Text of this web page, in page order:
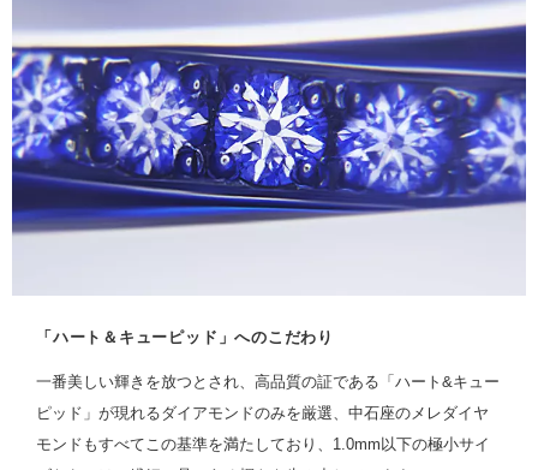
「ハート＆キューピッド」へのこだわり
一番美しい輝きを放つとされ、高品質の証である「ハート&キュー
ピッド」が現れるダイアモンドのみを厳選、中石座のメレダイヤ
モンドもすべてこの基準を満たしており、1.0mm以下の極小サイ